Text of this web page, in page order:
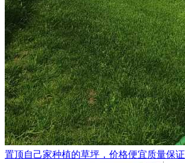
置顶自己家种植的草坪，价格便宜质量保证